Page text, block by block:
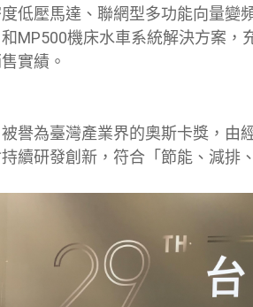
低壓馬達、聯網型多功能向量變
MP500機床水車系統解決方案，
實績。
被譽為臺灣產業界的奧斯卡獎，由
續研發創新，符合「節能、減排